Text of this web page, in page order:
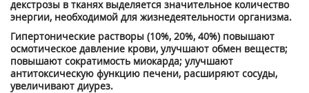
декстрозы в тканях выделяется значительное количество
энергии, необходимой для жизнедеятельности организма.
Гипертонические растворы (10%, 20%, 40%) повышают
осмотическое давление крови, улучшают обмен веществ;
повышают сократимость миокарда; улучшают
антитоксическую функцию печени, расширяют сосуды,
увеличивают диурез.